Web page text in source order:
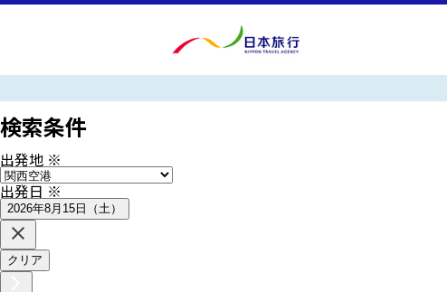
検索条件
出発地 ※
出発日※
2026年8月15日（土）
クリア